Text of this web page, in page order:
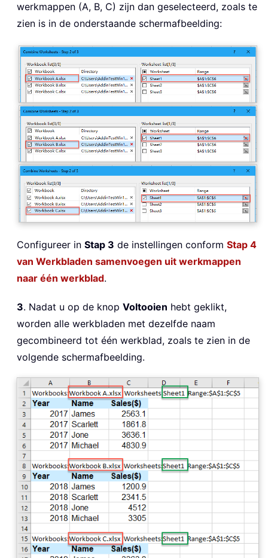
werkmappen (A, B, C) zijn dan geselecteerd, zoals te
zien is in de onderstaande schermafbeelding:
Configureer in Stap 3 de instellingen conform Stap 4
van Werkbladen samenvoegen uit werkmappen
naar één werkblad.
3. Nadat u op de knop Voltooien hebt geklikt,
worden alle werkbladen met dezelfde naam
gecombineerd tot één werkblad, zoals te zien in de
volgende schermafbeelding.